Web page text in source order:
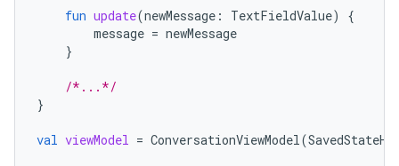
fun update(newMessage : TextFieldValue)
{
message = newMessage
}
/*...*/
}
val viewModel = ConversationViewModel(